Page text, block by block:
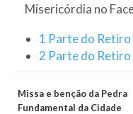
Misericórdia no
1 Parte do Retiro
2 Parte do Retiro
Missa e benção da Pedra
Fundamental da Cidade